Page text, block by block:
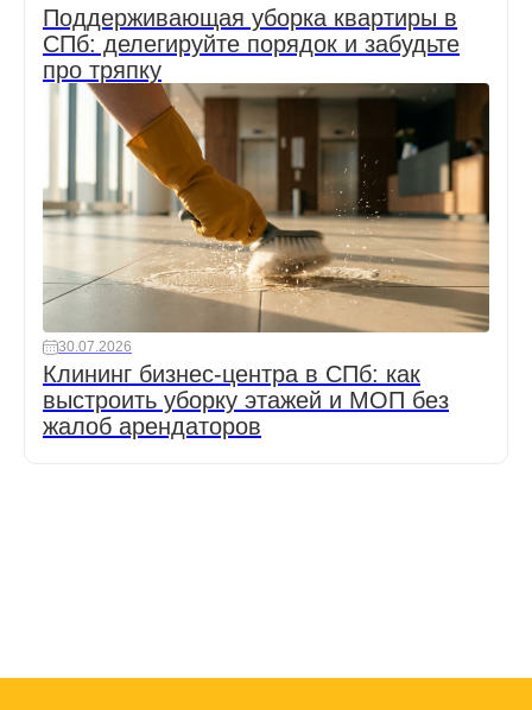
Поддерживающая уборка квартиры в
СПб: делегируйте порядок и забудьте
про тряпку
30.07.2026
Клининг бизнес-центра в СПб: как
выстроить уборку этажей и МОП без
жалоб арендаторов